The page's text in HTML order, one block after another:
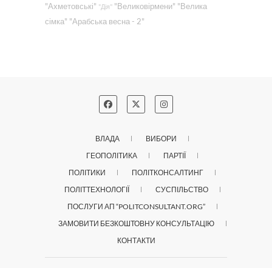
"Ахметовські" "Дія" "Великовірмени" "Велика
сімка" "Арабська весна - 2"
ВЛАДА
ВИБОРИ
ГЕОПОЛІТИКА
ПАРТІЇ
ПОЛІТИКИ
ПОЛІТКОНСАЛТИНГ
ПОЛІТТЕХНОЛОГІЇ
СУСПІЛЬСТВО
ПОСЛУГИ АП “POLITCONSULTANT.ORG”
ЗАМОВИТИ БЕЗКОШТОВНУ КОНСУЛЬТАЦІЮ
КОНТАКТИ